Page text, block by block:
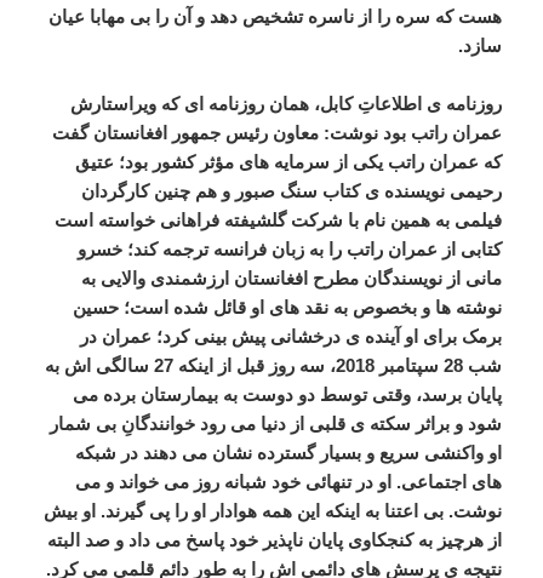
هست که سره را از ناسره تشخیص دهد و آن را بی مهابا عیان
سازد.
روزنامه ی اطلاعاتِ کابل، همان روزنامه ای که ویراستارش
عمران راتب بود نوشت:معاون رئیس جمهور افغانستان گفت
که عمران راتب یکی از سرمایه های مؤثر کشور بود؛ عتیق
رحیمی نویسنده ی کتاب سنگ صبور و هم چنین کارگردان
فیلمی به همین نام با شرکت گلشیفته فراهانی خواسته است
کتابی از عمران راتب را به زبان فرانسه ترجمه کند؛ خسرو
مانی از نویسندگان مطرح افغانستان ارزشمندی والایی به
نوشته ها و بخصوص به نقد های او قائل شده است؛ حسین
برمک برای او آینده ی درخشانی پیش بینی کرد؛ عمران در
شب 28 سپتامبر 2018 ، سه روز قبل از اینکه 27 سالگی اش به
پایان برسد، وقتی توسط دو دوست به بیمارستان برده می
شود و براثر سکته ی قلبی از دنیا می رود خوانندگانِ بی شمار
او واکنشی سریع و بسیار گسترده نشان می دهند در شبکه
های اجتماعی. او در تنهائی خود شبانه روز می خواند و می
نوشت.بی اعتنا به اینکه این همه هوادار او را پی گیرند. او بیش
از هرچیز به کنجکاوی پایان ناپذیر خود پاسخ می داد و صد البته
نتیجه ی پرسش های دائمی اش را به طور دائم قلمی می کرد.